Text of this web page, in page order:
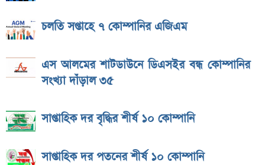
চলতি সপ্তাহে ৭ কোম্পানির এজিএম
এস আলমের শাটডাউনে ডিএসইর বন্ধ কোম্পানির
সংখ্যা দাঁড়াল ৩৫
সাপ্তাহিক দর বৃদ্ধির শীর্ষ ১০ কোম্পানি
সাপ্তাহিক দর পতনের শীর্ষ ১০ কোম্পানি